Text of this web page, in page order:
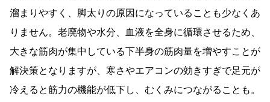
溜まりやすく、脚太りの原因になっていることも少なくあ
りません。老廃物や水分、血液を全身に循環させるため、
大きな筋肉が集中している下半身の筋肉量を増やすことが
解決策となりますが、寒さやエアコンの効きすぎで足元が
冷えると筋力の機能が低下し、むくみにつながることも。